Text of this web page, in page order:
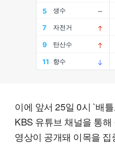
이에 앞서 25일 0시 `배
KBS 유튜브 채널을 통
영상이 공개돼 이목을 집